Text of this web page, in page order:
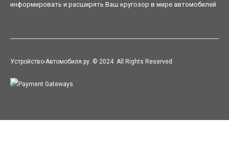
информировать и расширять Ваш кругозор в мире автомобилей
Устройство-Автомобиля.ру. © 2024. All Rights Reserved